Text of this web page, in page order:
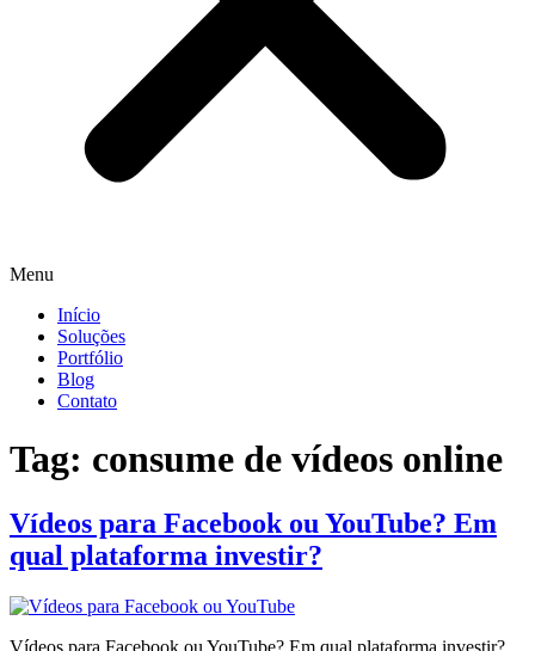
Menu
Início
Soluções
Portfólio
Blog
Contato
Tag: consume de vídeos online
Vídeos para Facebook ou YouTube? Em
qual plataforma investir?
Vídeos para Facebook ou YouTube? Em qual plataforma investir?